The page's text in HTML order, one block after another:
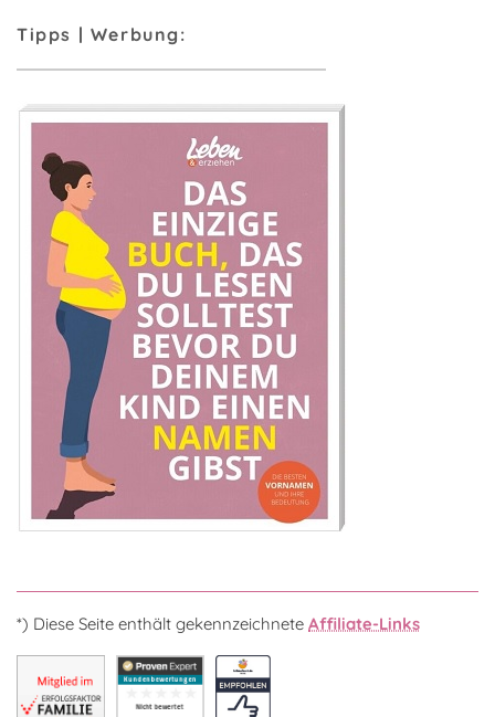
Tipps | Werbung:
*) Diese Seite enthält gekennzeichnete Affiliate-Links